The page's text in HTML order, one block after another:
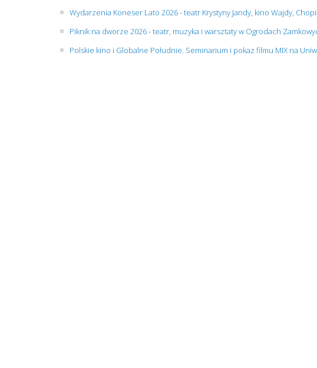
Wydarzenia Koneser Lato 2026 - teatr Krystyny Jandy, kino Wajdy,
Piknik na dworze 2026 - teatr, muzyka i warsztaty w Ogrodach
Polskie kino i Globalne Południe. Seminarium i pokaz filmu MIX na